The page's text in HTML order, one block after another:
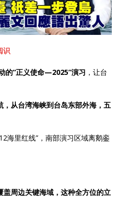
识
的“正义使命—2025”演习 ，让台
从台湾海峡到台岛东部外海，五
海里红线”，南部演习区域离鹅銮
周边关键海域，这种全方位的立